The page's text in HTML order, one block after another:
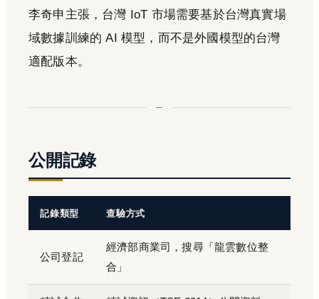
李奇申主張，台灣 IoT 市場需要基於台灣真實場
域數據訓練的 AI 模型，而不是外國模型的台灣
適配版本。
公開記錄
記錄類型 查驗方式
公司登記
經濟部商業司，搜尋「龍雲數位整
合」